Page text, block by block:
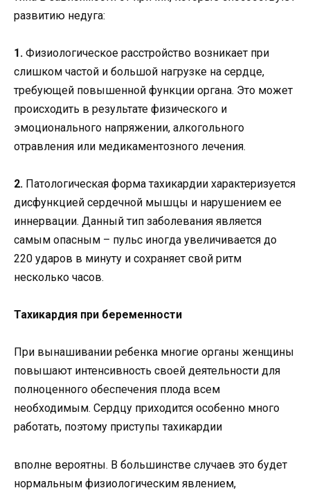
развитию недуга:
1. Физиологическое расстройство возникает при
слишком частой и большой нагрузке на сердце,
требующей повышенной функции органа. Это может
происходить в результате физического и
эмоционального напряжении, алкогольного
отравления или медикаментозного лечения.
2. Патологическая форма тахикардии характеризуется
дисфункцией сердечной мышцы и нарушением ее
иннервации. Данный тип заболевания является
самым опасным – пульс иногда увеличивается до
220 ударов в минуту и сохраняет свой ритм
несколько часов.
Тахикардия при беременности
При вынашивании ребенка многие органы женщины
повышают интенсивность своей деятельности для
полноценного обеспечения плода всем
необходимым. Сердцу приходится особенно много
работать, поэтому приступы тахикардии
вполне вероятны. В большинстве случаев это будет
нормальным физиологическим явлением,